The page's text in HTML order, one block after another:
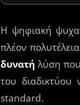
Η ψηφιακή
πλέον
δυνατή λύση
του
standard.